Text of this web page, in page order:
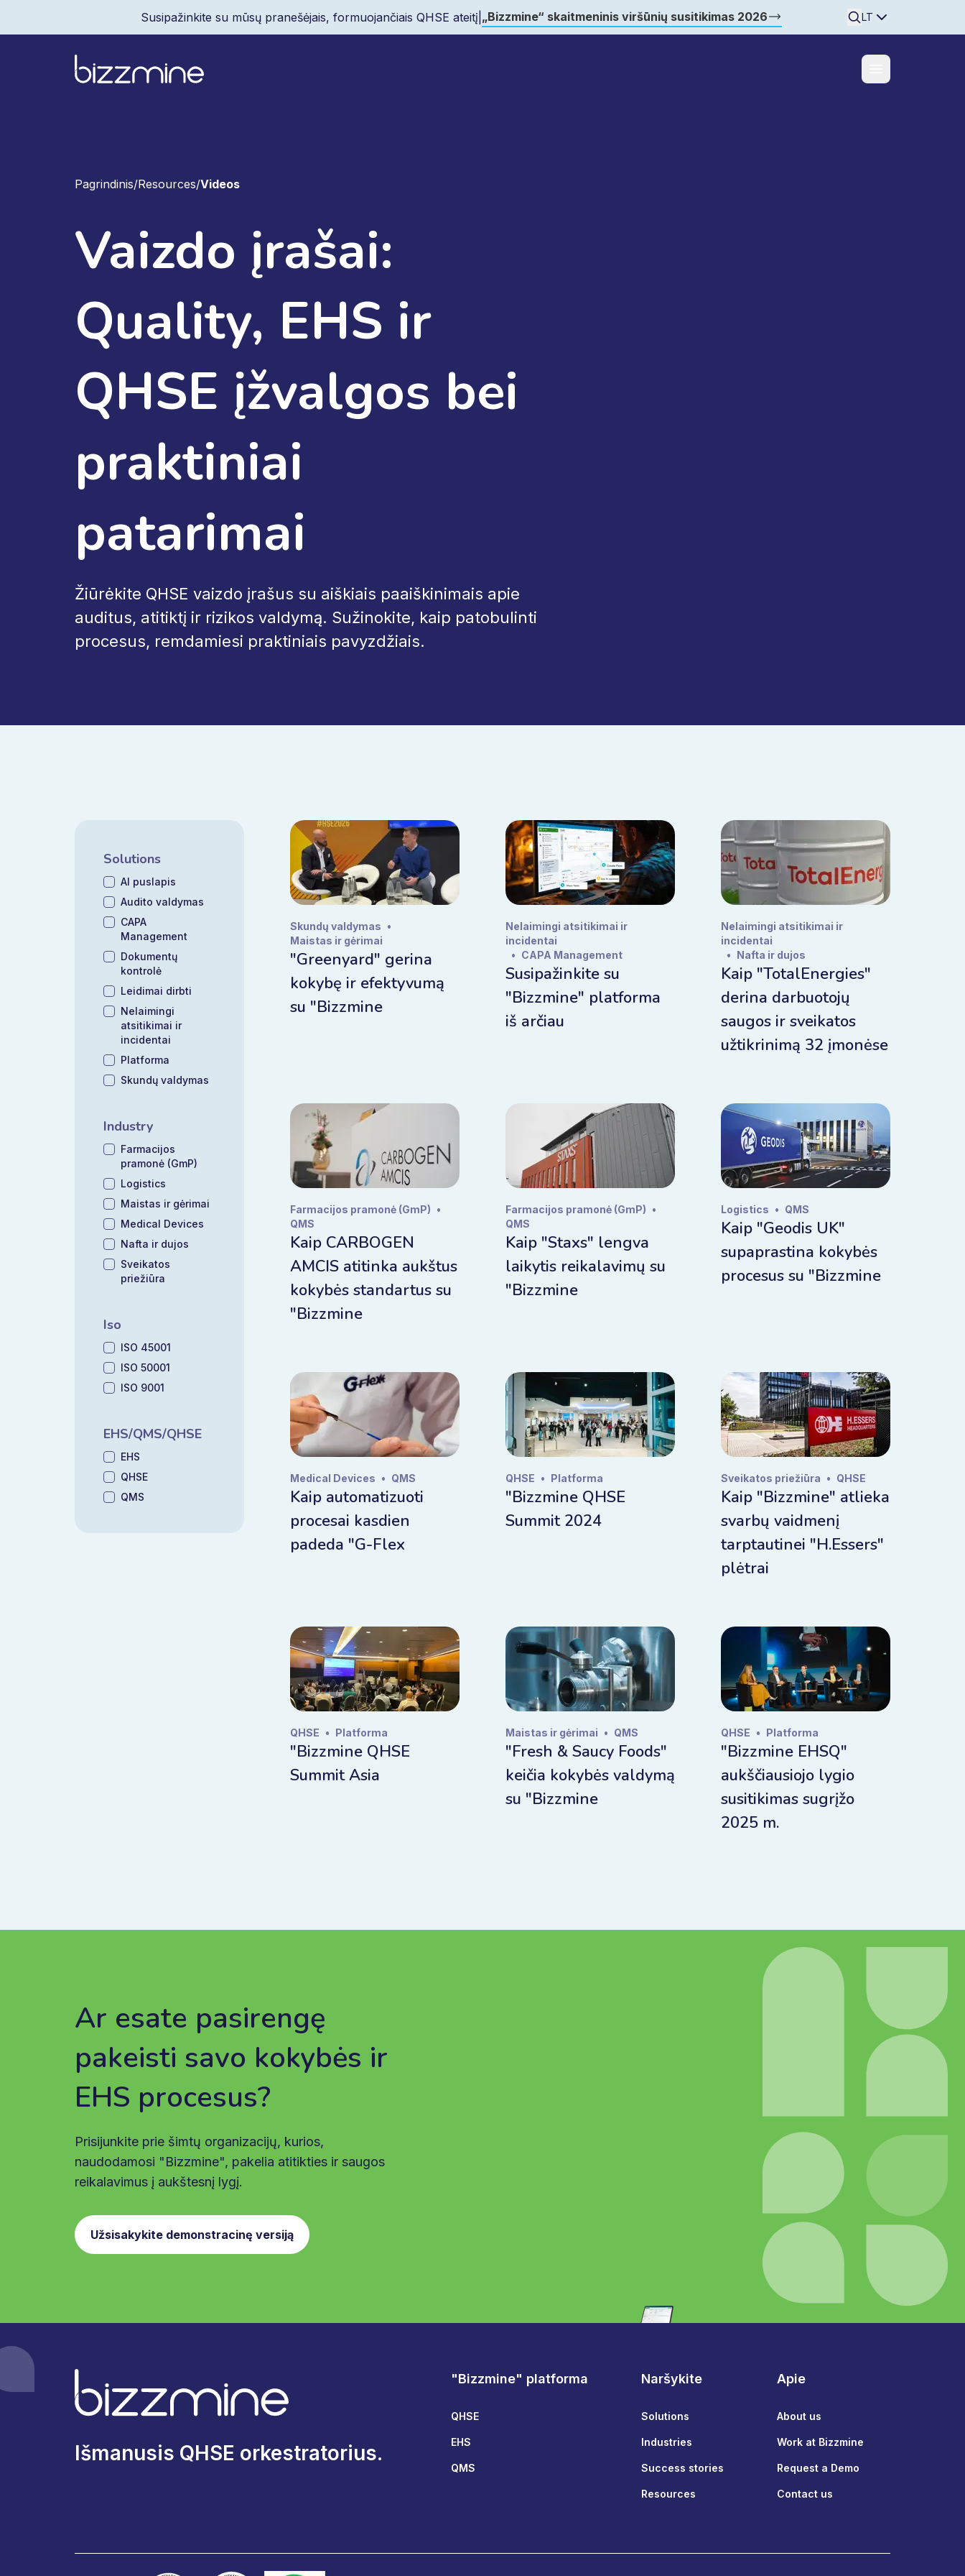
Susipažinkite su mūsų pranešėjais, formuojančiais QHSE ateitį „Bizzmine“ skaitmeninis viršūnių susitikimas 2026 Searchine
LT
Pagrindinis/Resources/Videos
Vaizdo įrašai:
Quality, EHS ir
QHSE įžvalgos bei
praktiniai
patarimai
Žiūrėkite QHSE vaizdo įrašus su aiškiais paaiškinimais apie
auditus, atitiktį ir rizikos valdymą. Sužinokite, kaip patobulinti
procesus, remdamiesi praktiniais pavyzdžiais.
Solutions
AI puslapis
Audito valdymas
CAPA
Management
Dokumentų
kontrolė
Leidimai dirbti
Nelaimingi
atsitikimai ir
incidentai
Platforma
Skundų valdymas
Industry
Farmacijos
pramonė (GmP)
Logistics
Maistas ir gėrimai
Medical Devices
Nafta ir dujos
Sveikatos
priežiūra
Iso
ISO 45001
ISO 50001
ISO 9001
EHS/QMS/QHSE
EHS
QHSE
QMS
Skundų valdymas •
Maistas ir gėrimai
"Greenyard" gerina
kokybę ir efektyvumą
su "Bizzmine
Nelaimingi atsitikimai ir
incidentai
• CAPA Management
Susipažinkite su
"Bizzmine" platforma
iš arčiau
Nelaimingi atsitikimai ir
incidentai
• Nafta ir dujos
Kaip "TotalEnergies"
derina darbuotojų
saugos ir sveikatos
užtikrinimą 32 įmonėse
Farmacijos pramonė (GmP) •
QMS
Kaip CARBOGEN
AMCIS atitinka aukštus
kokybės standartus su
"Bizzmine
Farmacijos pramonė (GmP) •
QMS
Kaip "Staxs" lengva
laikytis reikalavimų su
"Bizzmine
Logistics • QMS
Kaip "Geodis UK"
supaprastina kokybės
procesus su "Bizzmine
Medical Devices • QMS
Kaip automatizuoti
procesai kasdien
padeda "G-Flex
QHSE • Platforma
"Bizzmine QHSE
Summit 2024
Sveikatos priežiūra • QHSE
Kaip "Bizzmine" atlieka
svarbų vaidmenį
tarptautinei "H.Essers"
plėtrai
QHSE • Platforma
"Bizzmine QHSE
Summit Asia
Maistas ir gėrimai • QMS
"Fresh & Saucy Foods"
keičia kokybės valdymą
su "Bizzmine
QHSE • Platforma
"Bizzmine EHSQ"
aukščiausiojo lygio
susitikimas sugrįžo
2025 m.
Ar esate pasirengę
pakeisti savo kokybės ir
EHS procesus?
Prisijunkite prie šimtų organizacijų, kurios,
naudodamosi "Bizzmine", pakelia atitikties ir saugos
reikalavimus į aukštesnį lygį.
Užsisakykite demonstracinę versiją
Išmanusis QHSE orkestratorius.
"Bizzmine" platforma
QHSE
EHS
QMS
Naršykite
Solutions
Industries
Success stories
Resources
Apie
About us
Work at Bizzmine
Request a Demo
Contact us